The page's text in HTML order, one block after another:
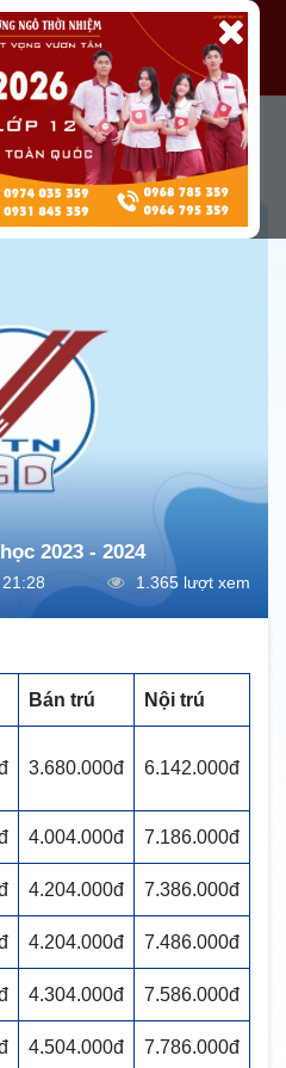
Chí Minh/Năm học 2023 -
2023 - 2024
1.365 lượt xem
Bán trú Nội trú
3.680.000đ 6.142.000đ
4.004.000đ 7.186.000đ
4.204.000đ 7.386.000đ
4.204.000đ 7.486.000đ
4.304.000đ 7.586.000đ
4.504.000đ 7.786.000đ